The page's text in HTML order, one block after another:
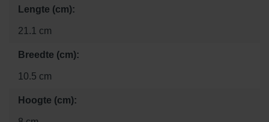
Lengte (cm):
21.1 cm
Breedte (cm):
10.5 cm
Hoogte (cm):